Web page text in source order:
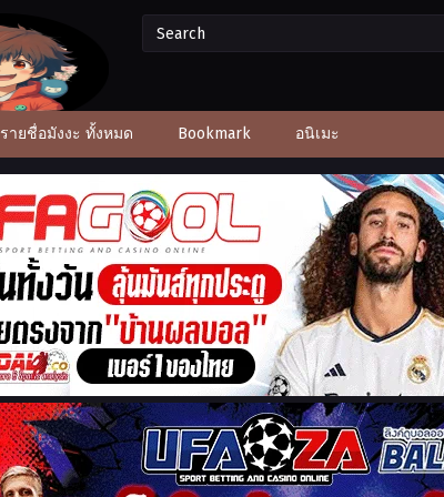
รายชื่อมังงะ ทั้งหมด Bookmark อนิเมะ